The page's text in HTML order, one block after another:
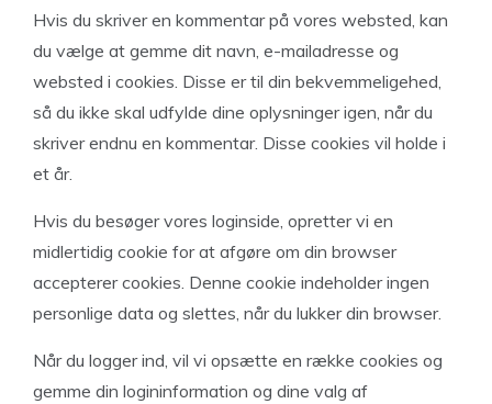
Hvis du skriver en kommentar på vores websted, kan
du vælge at gemme dit navn, e-mailadresse og
websted i cookies. Disse er til din bekvemmeligehed,
så du ikke skal udfylde dine oplysninger igen, når du
skriver endnu en kommentar. Disse cookies vil holde i
et år.
Hvis du besøger vores loginside, opretter vi en
midlertidig cookie for at afgøre om din browser
accepterer cookies. Denne cookie indeholder ingen
personlige data og slettes, når du lukker din browser.
Når du logger ind, vil vi opsætte en række cookies og
gemme din logininformation og dine valg af